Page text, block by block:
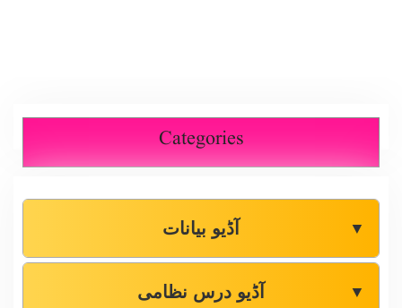
Categories
آڈیو بیانات ▼
آڈیو درس نظامی ▼